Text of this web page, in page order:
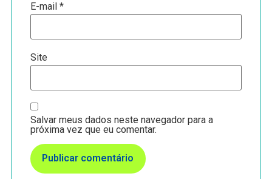
E-mail*
Site
Salvar meus dados neste navegador para a
próxima vez que eu comentar.